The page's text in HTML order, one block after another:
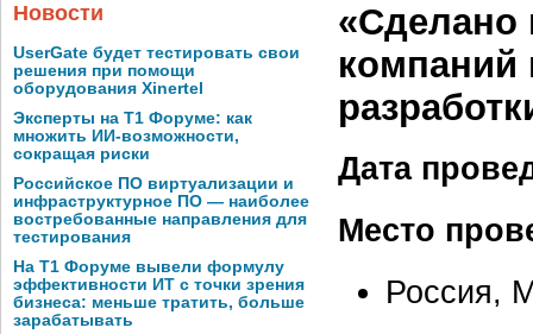
Новости
UserGate будет тестировать свои
решения при помощи
оборудования Xinertel
Эксперты на Т1 Форуме: как
множить ИИ-возможности,
сокращая риски
Российское ПО виртуализации и
инфраструктурное ПО — наиболее
востребованные направления для
тестирования
На Т1 Форуме вывели формулу
эффективности ИТ с точки зрения
бизнеса: меньше тратить, больше
зарабатывать
«Сделано
компаний
Дата
Место
Россия,